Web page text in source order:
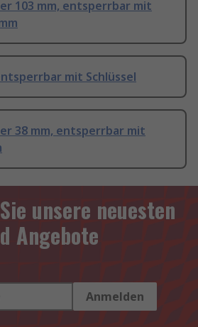
103 mm, entsperrbar mit
mit Schlüssel
38 mm, entsperrbar mit
unsere neuesten
Angebote
Anmelden